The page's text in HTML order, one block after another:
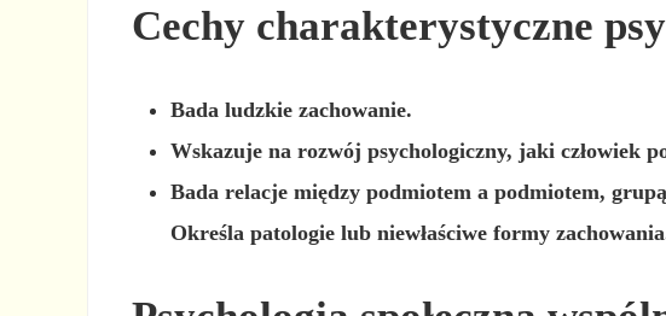
Cechy charakterystyczne
Bada ludzkie zachowanie.
Wskazuje na rozwój psychologiczny, jaki człowiek
Bada relacje między podmiotem a podmiotem, grupą
Określa patologie lub niewłaściwe formy